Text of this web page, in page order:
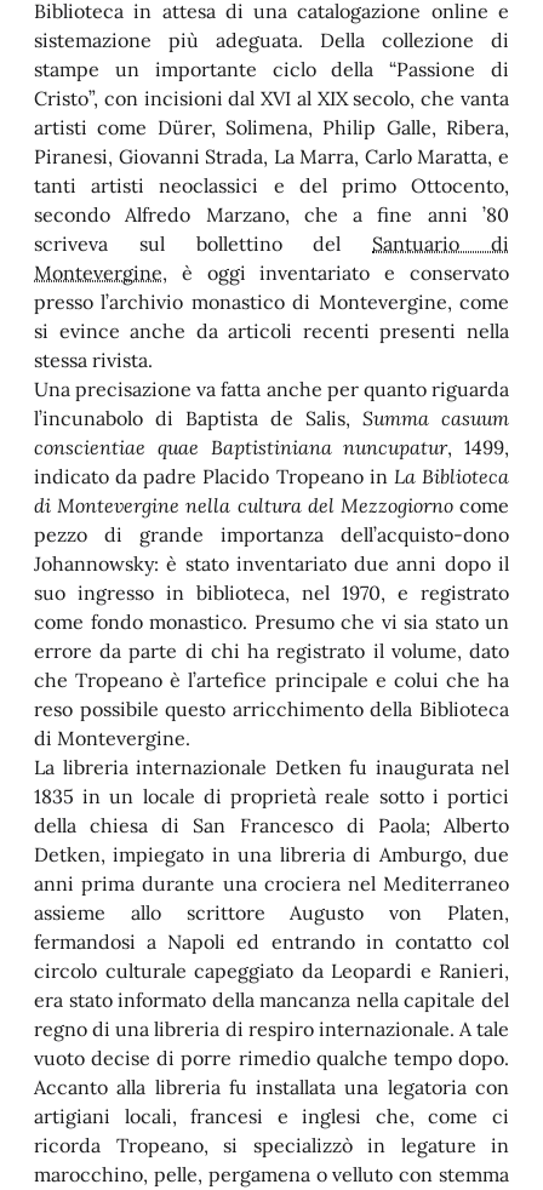
Biblioteca in attesa di una catalogazione online e
sistemazione più adeguata. Della collezione di
stampe un importante ciclo della “Passione di
Cristo”, con incisioni dal XVI al XIX secolo, che vanta
artisti come Dürer, Solimena, Philip Galle, Ribera,
Piranesi, Giovanni Strada, La Marra, Carlo Maratta, e
tanti artisti neoclassici e del primo Ottocento,
secondo Alfredo Marzano, che a fine anni ’80
scriveva sul bollettino del Santuario di
Montevergine, è oggi inventariato e conservato
presso l’archivio monastico di Montevergine, come
si evince anche da articoli recenti presenti nella
stessa rivista.
Una precisazione va fatta anche per quanto riguarda
l’incunabolo di Baptista de Salis, Summa casuum
conscientiae quae Baptistiniana nuncupatur, 1499,
indicato da padre Placido Tropeano in La Biblioteca
di Montevergine nella cultura del Mezzogiornocome
pezzo di grande importanza dell’acquisto-dono
Johannowsky: è stato inventariato due anni dopo il
suo ingresso in biblioteca, nel 1970, e registrato
come fondo monastico. Presumo che vi sia stato un
errore da parte di chi ha registrato il volume, dato
che Tropeano è l’artefice principale e colui che ha
reso possibile questo arricchimento della Biblioteca
di Montevergine.
La libreria internazionale Detken fu inaugurata nel
1835 in un locale di proprietà reale sotto i portici
della chiesa di San Francesco di Paola; Alberto
Detken, impiegato in una libreria di Amburgo, due
anni prima durante una crociera nel Mediterraneo
assieme allo scrittore Augusto von Platen,
fermandosi a Napoli ed entrando in contatto col
circolo culturale capeggiato da Leopardi e Ranieri,
era stato informato della mancanza nella capitale del
regno di una libreria di respiro internazionale. A tale
vuoto decise di porre rimedio qualche tempo dopo.
Accanto alla libreria fu installata una legatoria con
artigiani locali, francesi e inglesi che, come ci
ricorda Tropeano, si specializzò in legature in
marocchino, pelle, pergamena o velluto con stemma